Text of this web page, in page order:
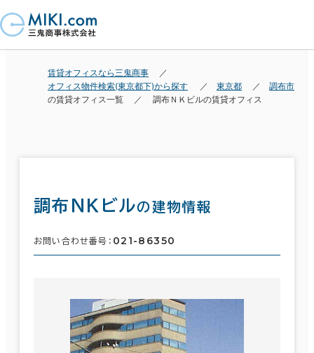
賃貸オフィスなら三鬼商事
オフィス物件検索(東京都下)から探す
東京都
調布市
の賃貸オフィス一覧
調布ＮＫビルの賃貸オフィス
調布ＮＫビルの建物情報
お問い合わせ番号： 021-86350